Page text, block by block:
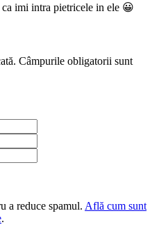
ca imi intra pietricele in ele 😀
Câmpurile obligatorii sunt
a reduce spamul. Află cum sunt
.